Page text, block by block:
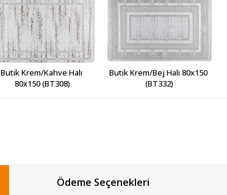
Butik Krem/Kahve Halı
80x150 (BT308)
Butik Krem/Bej Halı 80x150
(BT332)
Ödeme Seçenekleri